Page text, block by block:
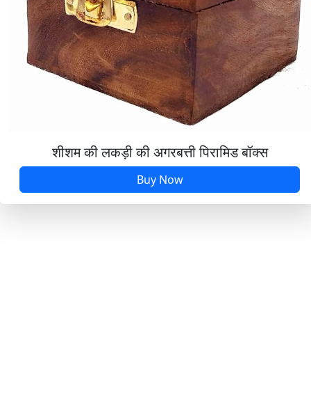
शीशम की लकड़ी की अगरबत्ती पिरामिड बॉक्स
Buy Now